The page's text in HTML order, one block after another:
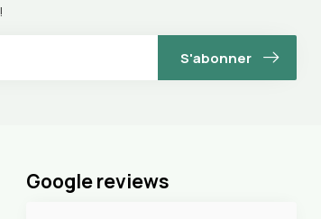
S'abonner
Google reviews